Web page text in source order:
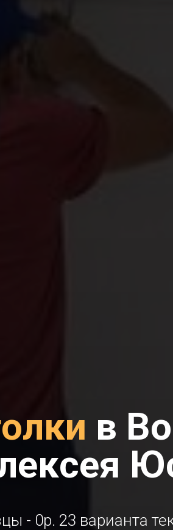
в
- 0р. 23 варианта